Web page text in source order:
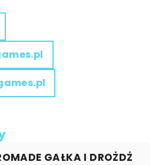
GAŁKA I DROŻDŻ